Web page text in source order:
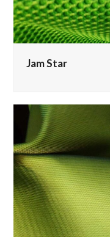
Jam Star